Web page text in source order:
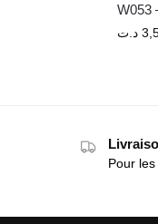
W053
د.ت
Pour